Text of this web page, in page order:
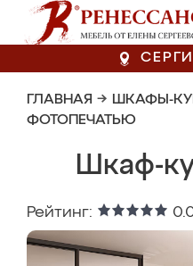
ГЛАВНАЯ → ШКАФЫ-
ФОТОПЕЧАТЬЮ
Шкаф-
Рейтинг: